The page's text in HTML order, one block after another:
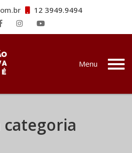
12 3949.9494
Menu
categoria